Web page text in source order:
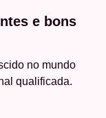
e bons
no mundo
qualificada.